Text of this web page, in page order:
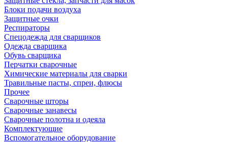
Блоки подачи воздуха
Защитные очки
Респираторы
Спецодежда для сварщиков
Одежда сварщика
Обувь сварщика
Перчатки сварочные
Химические материалы для сварки
Травильные пасты, спреи, флюсы
Прочее
Сварочные шторы
Сварочные занавесы
Сварочные полотна и одеяла
Комплектующие
Вспомогательное оборудование